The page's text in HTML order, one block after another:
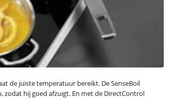
de juiste temperatuur bereikt. De SenseBoil
hij goed afzuigt. En met de DirectControl